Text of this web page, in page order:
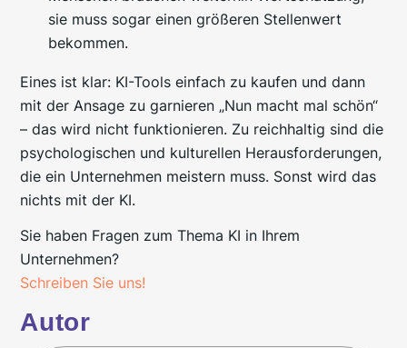
sie muss sogar einen größeren Stellenwert
bekommen.
Eines ist klar: KI-Tools einfach zu kaufen und dann
mit der Ansage zu garnieren „Nun macht mal schön“
– das wird nicht funktionieren. Zu reichhaltig sind die
psychologischen und kulturellen Herausforderungen,
die ein Unternehmen meistern muss. Sonst wird das
nichts mit der KI.
Sie haben Fragen zum Thema KI in Ihrem
Unternehmen?
Schreiben Sie uns!
Autor